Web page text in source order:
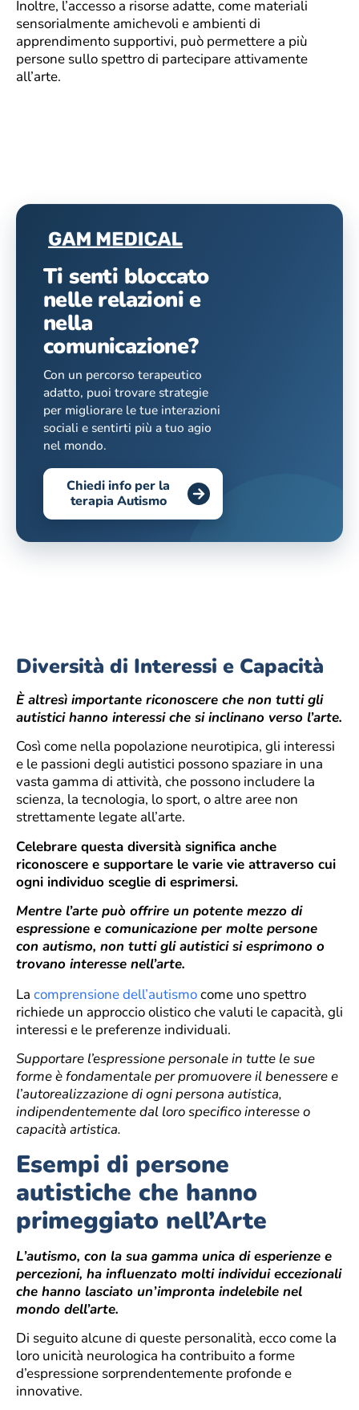
Inoltre, l’accesso a risorse adatte, come materiali
sensorialmente amichevoli e ambienti di
apprendimento supportivi, può permettere a più
persone sullo spettro di partecipare attivamente
all’arte.
Ti senti bloccato
nelle relazioni e
nella
comunicazione?
Con un percorso terapeutico
adatto, puoi trovare strategie
per migliorare le tue interazioni
sociali e sentirti più a tuo agio
nel mondo.
Chiedi info per la
terapia Autismo
Diversità di Interessi e Capacità
È altresì importante riconoscere che non tutti gli
autistici hanno interessi che si inclinano verso l’arte.
Così come nella popolazione neurotipica, gli interessi
e le passioni degli autistici possono spaziare in una
vasta gamma di attività, che possono includere la
scienza, la tecnologia, lo sport, o altre aree non
strettamente legate all’arte.
Celebrare questa diversità significa anche
riconoscere e supportare le varie vie attraverso cui
ogni individuo sceglie di esprimersi.
Mentre l’arte può offrire un potente mezzo di
espressione e comunicazione per molte persone
con autismo, non tutti gli autistici si esprimono o
trovano interesse nell’arte.
La comprensione dell’autismocome uno spettro
richiede un approccio olistico che valuti le capacità, gli
interessi e le preferenze individuali.
Supportare l’espressione personale in tutte le sue
forme è fondamentale per promuovere il benessere e
l’autorealizzazione di ogni persona autistica,
indipendentemente dal loro specifico interesse o
capacità artistica.
Esempi di persone
autistiche che hanno
primeggiato nell’Arte
L’autismo, con la sua gamma unica di esperienze e
percezioni, ha influenzato molti individui eccezionali
che hanno lasciato un’impronta indelebile nel
mondo dell’arte.
Di seguito alcune di queste personalità, ecco come la
loro unicità neurologica ha contribuito a forme
d’espressione sorprendentemente profonde e
innovative.